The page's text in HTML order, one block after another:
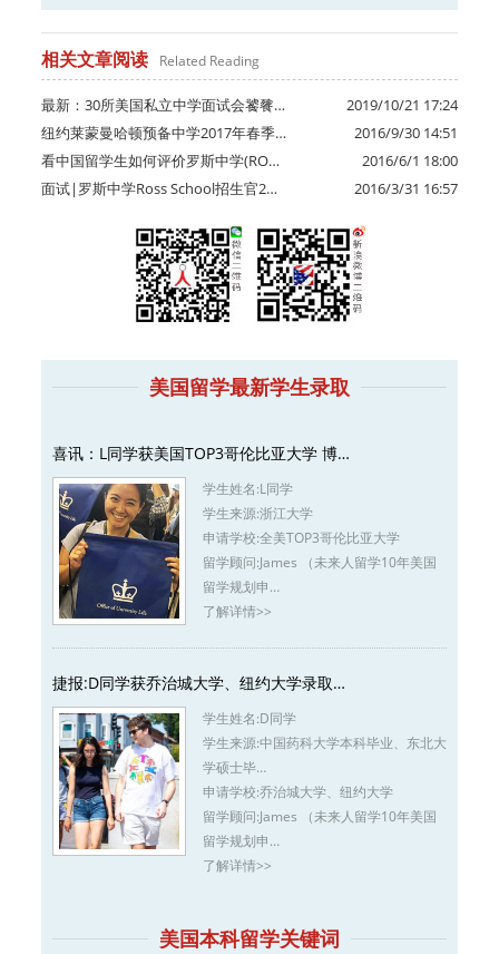
相关文章阅读 Related Reading
2019/10/21 17:24
最新：30所美国私立中学面试会饕餮…
2016/9/30 14:51
纽约莱蒙曼哈顿预备中学2017年春季…
2016/6/1 18:00
看中国留学生如何评价罗斯中学(RO…
2016/3/31 16:57
面试|罗斯中学Ross School招生官2…
美国留学最新学生录取
喜讯：L同学获美国TOP3哥伦比亚大学 博…
学生姓名:L同学
学生来源:浙江大学
申请学校:全美TOP3哥伦比亚大学
留学顾问:James （未来人留学10年美国
留学规划申…
了解详情>>
捷报:D同学获乔治城大学、纽约大学录取…
学生姓名:D同学
学生来源:中国药科大学本科毕业、东北大
学硕士毕…
申请学校:乔治城大学、纽约大学
留学顾问:James （未来人留学10年美国
留学规划申…
了解详情>>
美国本科留学关键词